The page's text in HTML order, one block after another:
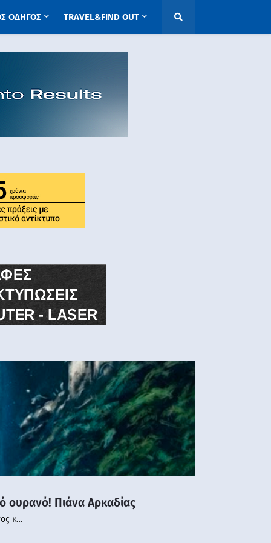
ΟΔΗΓΟΣ TRAVEL&FIND OUT
ουρανό! Πιάνα Αρκαδίας
κ…